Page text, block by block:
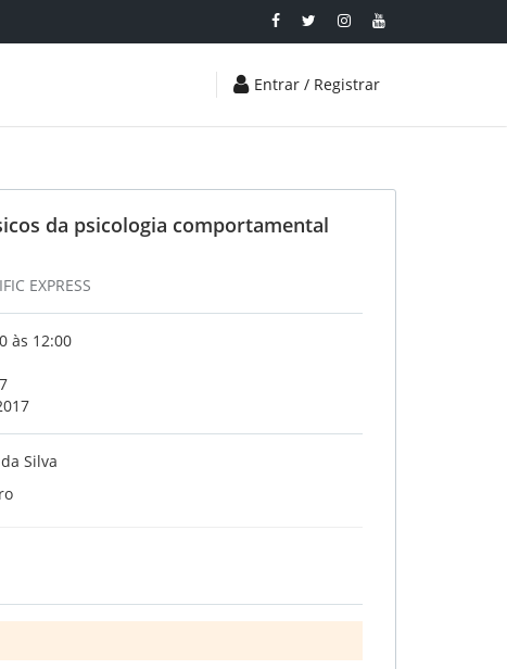
Entrar / Registrar
da psicologia comportamental
EXPRESS
às 12:00
Silva